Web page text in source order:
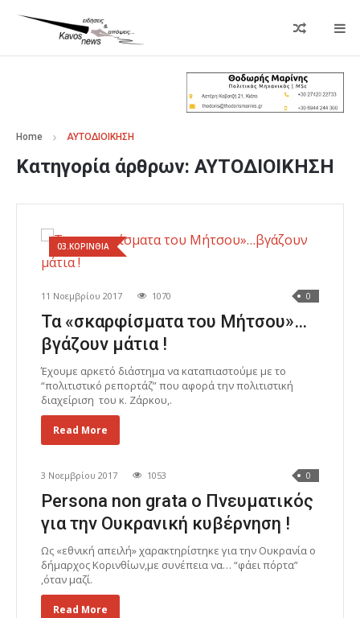
Home ΑΥΤΟΔΙΟΙΚΗΣΗ
Κατηγορία άρθρων: ΑΥΤΟΔΙΟΙΚΗΣΗ
03.ΚΟΡΙΝΘΙΑ
11 Νοεμβρίου 2017 1070 0
Τα «σκαρφίσματα του Μήτσου»…
βγάζουν μάτια !
Έχουμε αρκετό διάστημα να καταπιαστούμε με το
“πολιτιστικό ρεπορτάζ” που αφορά την πολιτιστική
διαχείριση του κ. Ζάρκου,.
Read More
3 Νοεμβρίου 2017 1053 0
Persona non grata ο Πνευματικός
για την Ουκρανική κυβέρνηση !
Ως «εθνική απειλή» χαρακτηρίστηκε για την Ουκρανία ο
δήμαρχος Κορινθίων,με συνέπεια να… “φάει πόρτα”
,όταν μαζί.
Read More